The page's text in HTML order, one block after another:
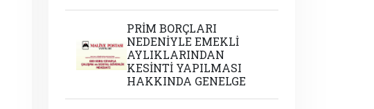
PRİM BORÇLARI
NEDENİYLE EMEKLİ
AYLIKLARINDAN
KESİNTİ YAPILMASI
HAKKINDA GENELGE